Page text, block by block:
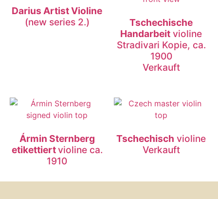
Darius Artist Violine
(new series 2.)
Tschechische
Handarbeit violine
Stradivari Kopie, ca.
1900
Verkauft
Ármin Sternberg
etikettiertvioline ca.
1910
Tschechisch violine
Verkauft